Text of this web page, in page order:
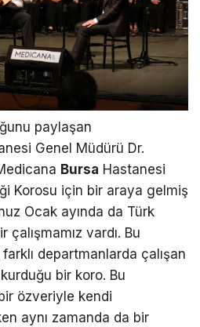
paylaşan
Genel Müdürü Dr.
Bursa Hastanesi
Korosu için bir araya gelmiş
Ocak ayında da Türk
vardı. Bu
departmanlarda çalışan
kurduğu bir koro. Bu
özveriyle kendi
aynı zamanda da bir